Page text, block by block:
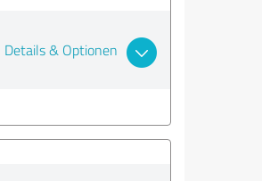
Details & Optionen